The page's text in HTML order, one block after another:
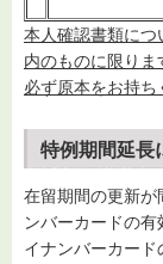
本人確認書類につ
内のものに限りま
必ず原本をお持ち
特例期間延長
在留期間の更新が
ンバーカードの
イナンバーカード